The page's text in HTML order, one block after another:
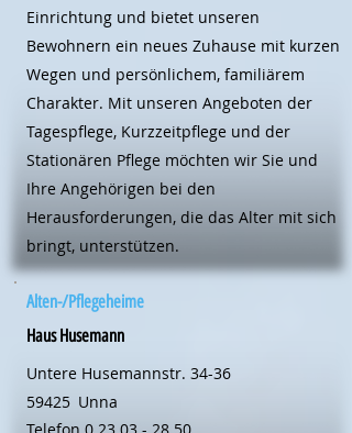
Einrichtung und bietet unseren
Bewohnern ein neues Zuhause mit kurzen
Wegen und persönlichem, familiärem
Charakter. Mit unseren Angeboten der
Tagespflege, Kurzzeitpflege und der
Stationären Pflege möchten wir Sie und
Ihre Angehörigen bei den
Herausforderungen, die das Alter mit sich
bringt, unterstützen.
Alten-/Pflegeheime
Haus Husemann
Untere Husemannstr. 34-36
59425 Unna